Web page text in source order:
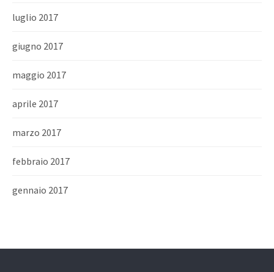
luglio 2017
giugno 2017
maggio 2017
aprile 2017
marzo 2017
febbraio 2017
gennaio 2017